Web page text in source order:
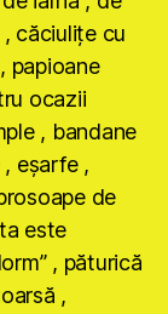
căciuliţe cu
papioane
ocazii
, bandane
eşarfe ,
de
este
, păturică
,